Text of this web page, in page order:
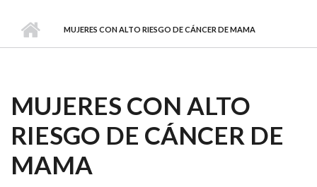
MUJERES CON ALTO RIESGO DE CÁNCER DE MAMA
MUJERES CON ALTO
RIESGO DE CÁNCER DE
MAMA